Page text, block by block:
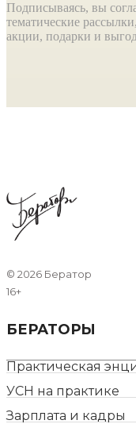
Подписываясь, вы
тематические рассылки,
акции, подарки и
© 2026 Бератор
16+
БЕРАТОРЫ
Практическая
УСН на практике
Зарплата и кадры